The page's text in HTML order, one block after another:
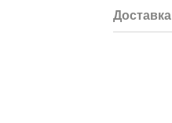
Доставка